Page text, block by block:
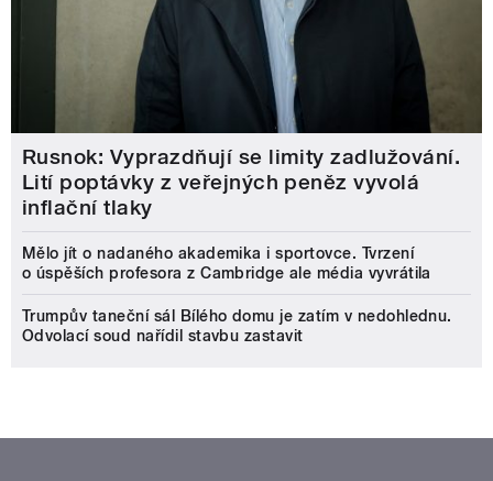
Rusnok: Vyprazdňují se limity zadlužování.
Lití poptávky z veřejných peněz vyvolá
inflační tlaky
Mělo jít o nadaného akademika i sportovce. Tvrzení
o úspěších profesora z Cambridge ale média vyvrátila
Trumpův taneční sál Bílého domu je zatím v nedohlednu.
Odvolací soud nařídil stavbu zastavit